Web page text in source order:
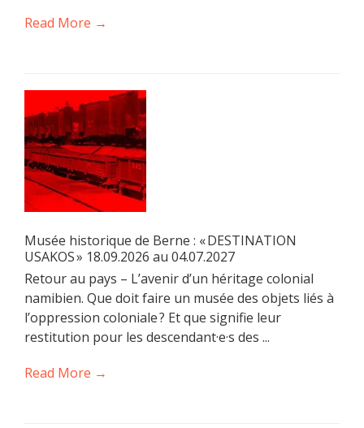
Read More →
Musée historique de Berne : « DESTINATION
USAKOS » 18.09.2026 au 04.07.2027
Retour au pays – L’avenir d’un héritage colonial
namibien. Que doit faire un musée des objets liés à
l’oppression coloniale ? Et que signifie leur
restitution pour les descendant·e·s des ...
Read More →